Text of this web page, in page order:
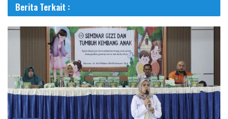
Berita Terkait :